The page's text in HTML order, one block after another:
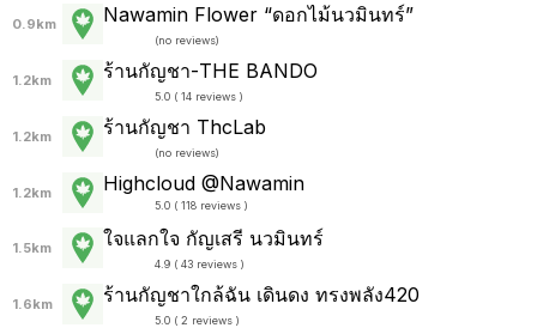
0.9km Nawamin Flower “ดอกไม้นวมินทร์”
(no reviews)
1.2km ร้านกัญชา-THE BANDO
5.0 ( 14 reviews )
1.2km ร้านกัญชา ThcLab
(no reviews)
1.2km Highcloud @Nawamin
5.0 ( 118 reviews )
1.5km ใจแลกใจ กัญเสรี นวมินทร์
4.9 ( 43 reviews )
1.6km ร้านกัญชาใกล้ฉัน เดินดง ทรงพลัง420
5.0 ( 2 reviews )